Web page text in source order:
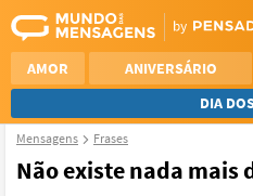
AMOR ANIVERSÁRIO
DIA
REFLEXÃO
Mensagens Frases
Não existe nada mais